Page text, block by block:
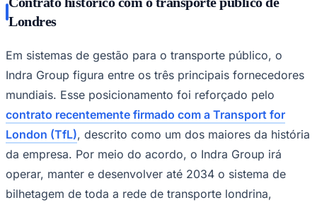
Flamengo
Londres
Em sistemas de gestão para o transporte público, o
Indra Group figura entre os três principais fornecedores
mundiais. Esse posicionamento foi reforçado pelo
contrato recentemente firmado com a Transport for
London (TfL), descrito como um dos maiores da história
da empresa. Por meio do acordo, o Indra Group irá
operar, manter e desenvolver até 2034 o sistema de
bilhetagem de toda a rede de transporte londrina,